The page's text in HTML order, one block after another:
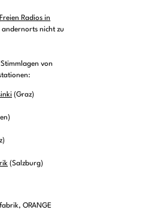
Freien Radios in
nicht zu
von
(Graz)
(Salzburg)
ORANGE